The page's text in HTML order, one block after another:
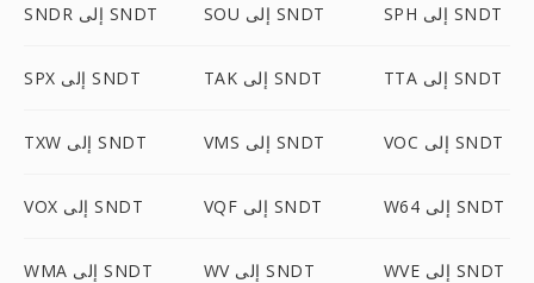
SNDR إلى SNDT SOU إلى SNDT SPH إلى SNDT
SPX إلى SNDT TAK إلى SNDT TTA إلى SNDT
TXW إلى SNDT VMS إلى SNDT VOC إلى SNDT
VOX إلى SNDT VQF إلى SNDT W64 إلى SNDT
WMA إلى SNDT WV إلى SNDT WVE إلى SNDT